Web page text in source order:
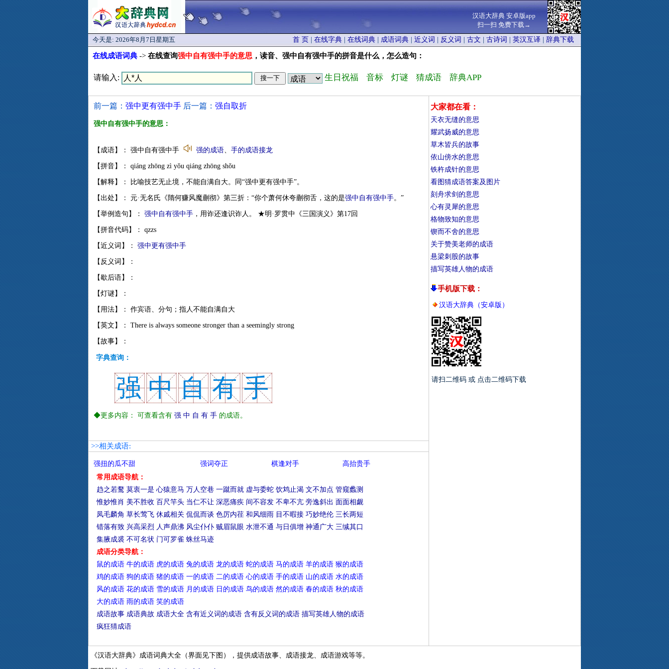
汉语大辞典 安卓版app
扫一扫 免费下载→
今天是: 2026年8月7日星期五 首 页 在线字典 在线词典 成语词典 近义词 反义词 古文 古诗词 英汉互译 辞典下载
在线成语词典 -> 在线查询强中自有强中手的意思 ，读音、强中自有强中手的拼音是什么，怎么造句：
请输入: 生日祝福 音标 灯谜 猜成语 辞典APP
前一篇： 强中更有强中手 后一篇： 强自取折
强中自有强中手的意思：
【成语】： 强中自有强中手 强的成语、 手的成语接龙
【拼音】： qiáng zhōng zì yǒu qiáng zhōng shǒu
【解释】： 比喻技艺无止境，不能自满自大。同“强中更有强中手”。
【出处】： 元·无名氏《隋何赚风魔蒯彻》第三折：“你个萧何休夸蒯彻舌，这的是强中自有强中手。”
【举例造句】： 强中自有强中手 ，用诈还逢识诈人。 ★明·罗贯中《三国演义》第17回
【拼音代码】： qzzs
【近义词】： 强中更有强中手
【反义词】：
【歇后语】：
【灯谜】：
【用法】： 作宾语、分句；指人不能自满自大
【英文】： There is always someone stronger than a seemingly strong
【故事】：
字典查询：
强 中 自 有 手
◆更多内容： 可查看含有 强 中 自 有 手 的成语。
大家都在看：
天衣无缝的意思
耀武扬威的意思
草木皆兵的故事
依山傍水的意思
铁杵成针的意思
看图猜成语答案及图片
刻舟求剑的意思
心有灵犀的意思
格物致知的意思
锲而不舍的意思
关于赞美老师的成语
悬梁刺股的故事
描写英雄人物的成语
手机版下载：
汉语大辞典（安卓版）
请扫二维码 或 点击二维码下载
>>相关成语:
强扭的瓜不甜 强词夺正 棋逢对手
高抬贵手
常用成语导航：
趋之若鹜 莫衷一是 心猿意马 万人空巷 一蹴而就 虚与委蛇 饮鸩止渴 文不加点 管窥蠡测
惟妙惟肖 美不胜收 百尺竿头 当仁不让 深恶痛疾 间不容发 不卑不亢 旁逸斜出 面面相觑
凤毛麟角 草长莺飞 休戚相关 侃侃而谈 色厉内荏 和风细雨 目不暇接 巧妙绝伦 三长两短
错落有致 兴高采烈 人声鼎沸 风尘仆仆 贼眉鼠眼 水泄不通 与日俱增 神通广大 三缄其口
集腋成裘 不可名状 门可罗雀 蛛丝马迹
成语分类导航：
鼠的成语 牛的成语 虎的成语 兔的成语 龙的成语 蛇的成语 马的成语 羊的成语 猴的成语
鸡的成语 狗的成语 猪的成语 一的成语 二的成语 心的成语 手的成语 山的成语 水的成语
风的成语 花的成语 雪的成语 月的成语 日的成语 鸟的成语 然的成语 春的成语 秋的成语
大的成语 雨的成语 笑的成语
成语故事 成语典故 成语大全 含有近义词的成语 含有反义词的成语 描写英雄人物的成语
疯狂猜成语
《汉语大辞典》成语词典大全（界面见下图），提供成语故事、成语接龙、成语游戏等等。